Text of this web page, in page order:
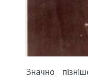
Значно